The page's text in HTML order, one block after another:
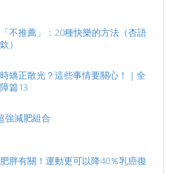
不推薦」：20種快樂的方法（杏語
）
矯正散光？這些事情要關心！｜全
篇13
強減肥組合
胖有關！運動更可以降40％乳癌復